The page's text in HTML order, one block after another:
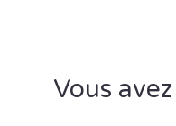
Vous